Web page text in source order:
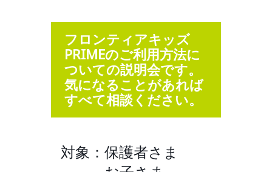
フロンティアキッズ
PRIMEのご利用方法に
ついての説明会です。
気になることがあれば
すべて相談ください。
対象：保護者さま